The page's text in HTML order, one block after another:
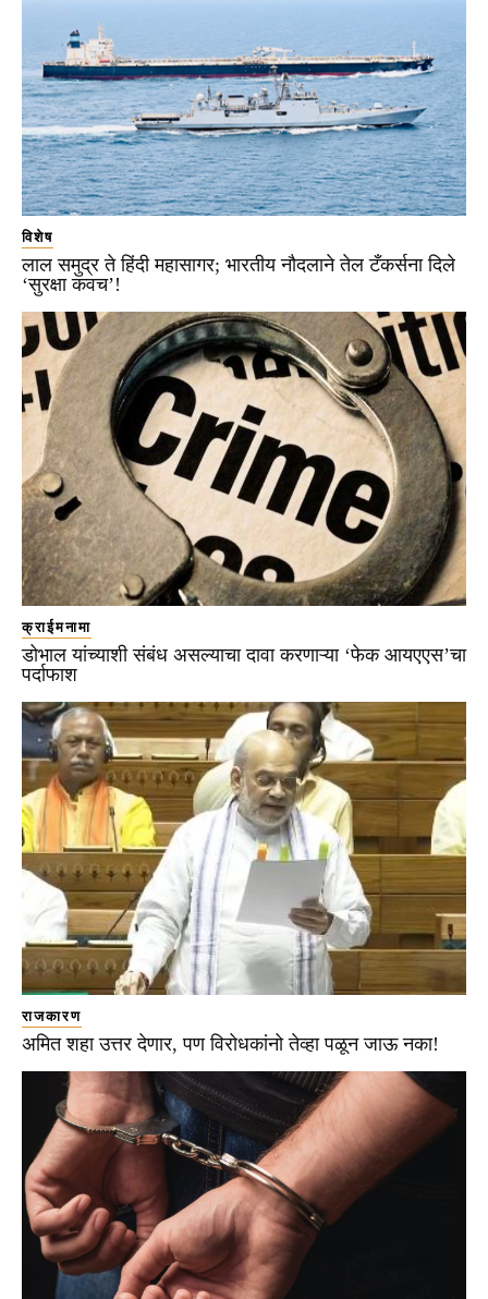
विशेष
लाल समुद्र ते हिंदी महासागर; भारतीय नौदलाने तेल टँकर्सना दिले
‘सुरक्षा कवच’!
क्राईमनामा
डोभाल यांच्याशी संबंध असल्याचा दावा करणाऱ्या ‘फेक आयएएस’चा
पर्दाफाश
राजकारण
अमित शहा उत्तर देणार, पण विरोधकांनो तेव्हा पळून जाऊ नका!